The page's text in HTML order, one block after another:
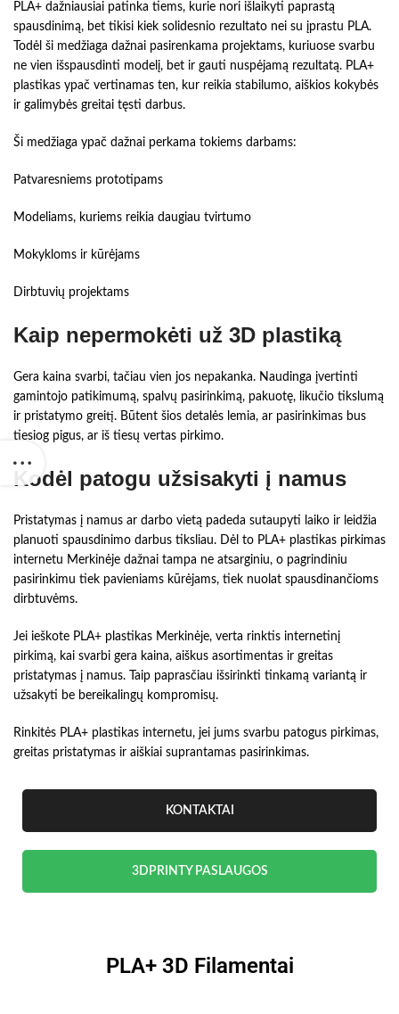
PLA+ dažniausiai patinka tiems, kurie nori išlaikyti paprastą
spausdinimą, bet tikisi kiek solidesnio rezultato nei su įprastu PLA.
Todėl ši medžiaga dažnai pasirenkama projektams, kuriuose svarbu
ne vien išspausdinti modelį, bet ir gauti nuspėjamą rezultatą. PLA+
plastikas ypač vertinamas ten, kur reikia stabilumo, aiškios kokybės
ir galimybės greitai tęsti darbus.
Ši medžiaga ypač dažnai perkama tokiems darbams:
Patvaresniems prototipams
Modeliams, kuriems reikia daugiau tvirtumo
Mokykloms ir kūrėjams
Dirbtuvių projektams
Kaip nepermokėti už 3D plastiką
Gera kaina svarbi, tačiau vien jos nepakanka. Naudinga įvertinti
gamintojo patikimumą, spalvų pasirinkimą, pakuotę, likučio tikslumą
ir pristatymo greitį. Būtent šios detalės lemia, ar pasirinkimas bus
tiesiog pigus, ar iš tiesų vertas pirkimo.
Kodėl patogu užsisakyti į namus
Pristatymas į namus ar darbo vietą padeda sutaupyti laiko ir leidžia
planuoti spausdinimo darbus tiksliau. Dėl to PLA+ plastikas pirkimas
internetu Merkinėje dažnai tampa ne atsarginiu, o pagrindiniu
pasirinkimu tiek pavieniams kūrėjams, tiek nuolat spausdinančioms
dirbtuvėms.
Jei ieškote PLA+ plastikas Merkinėje, verta rinktis internetinį
pirkimą, kai svarbi gera kaina, aiškus asortimentas ir greitas
pristatymas į namus. Taip paprasčiau išsirinkti tinkamą variantą ir
užsakyti be bereikalingų kompromisų.
Rinkitės PLA+ plastikas internetu, jei jums svarbu patogus pirkimas,
greitas pristatymas ir aiškiai suprantamas pasirinkimas.
KONTAKTAI
3DPRINTY PASLAUGOS
PLA+ 3D Filamentai